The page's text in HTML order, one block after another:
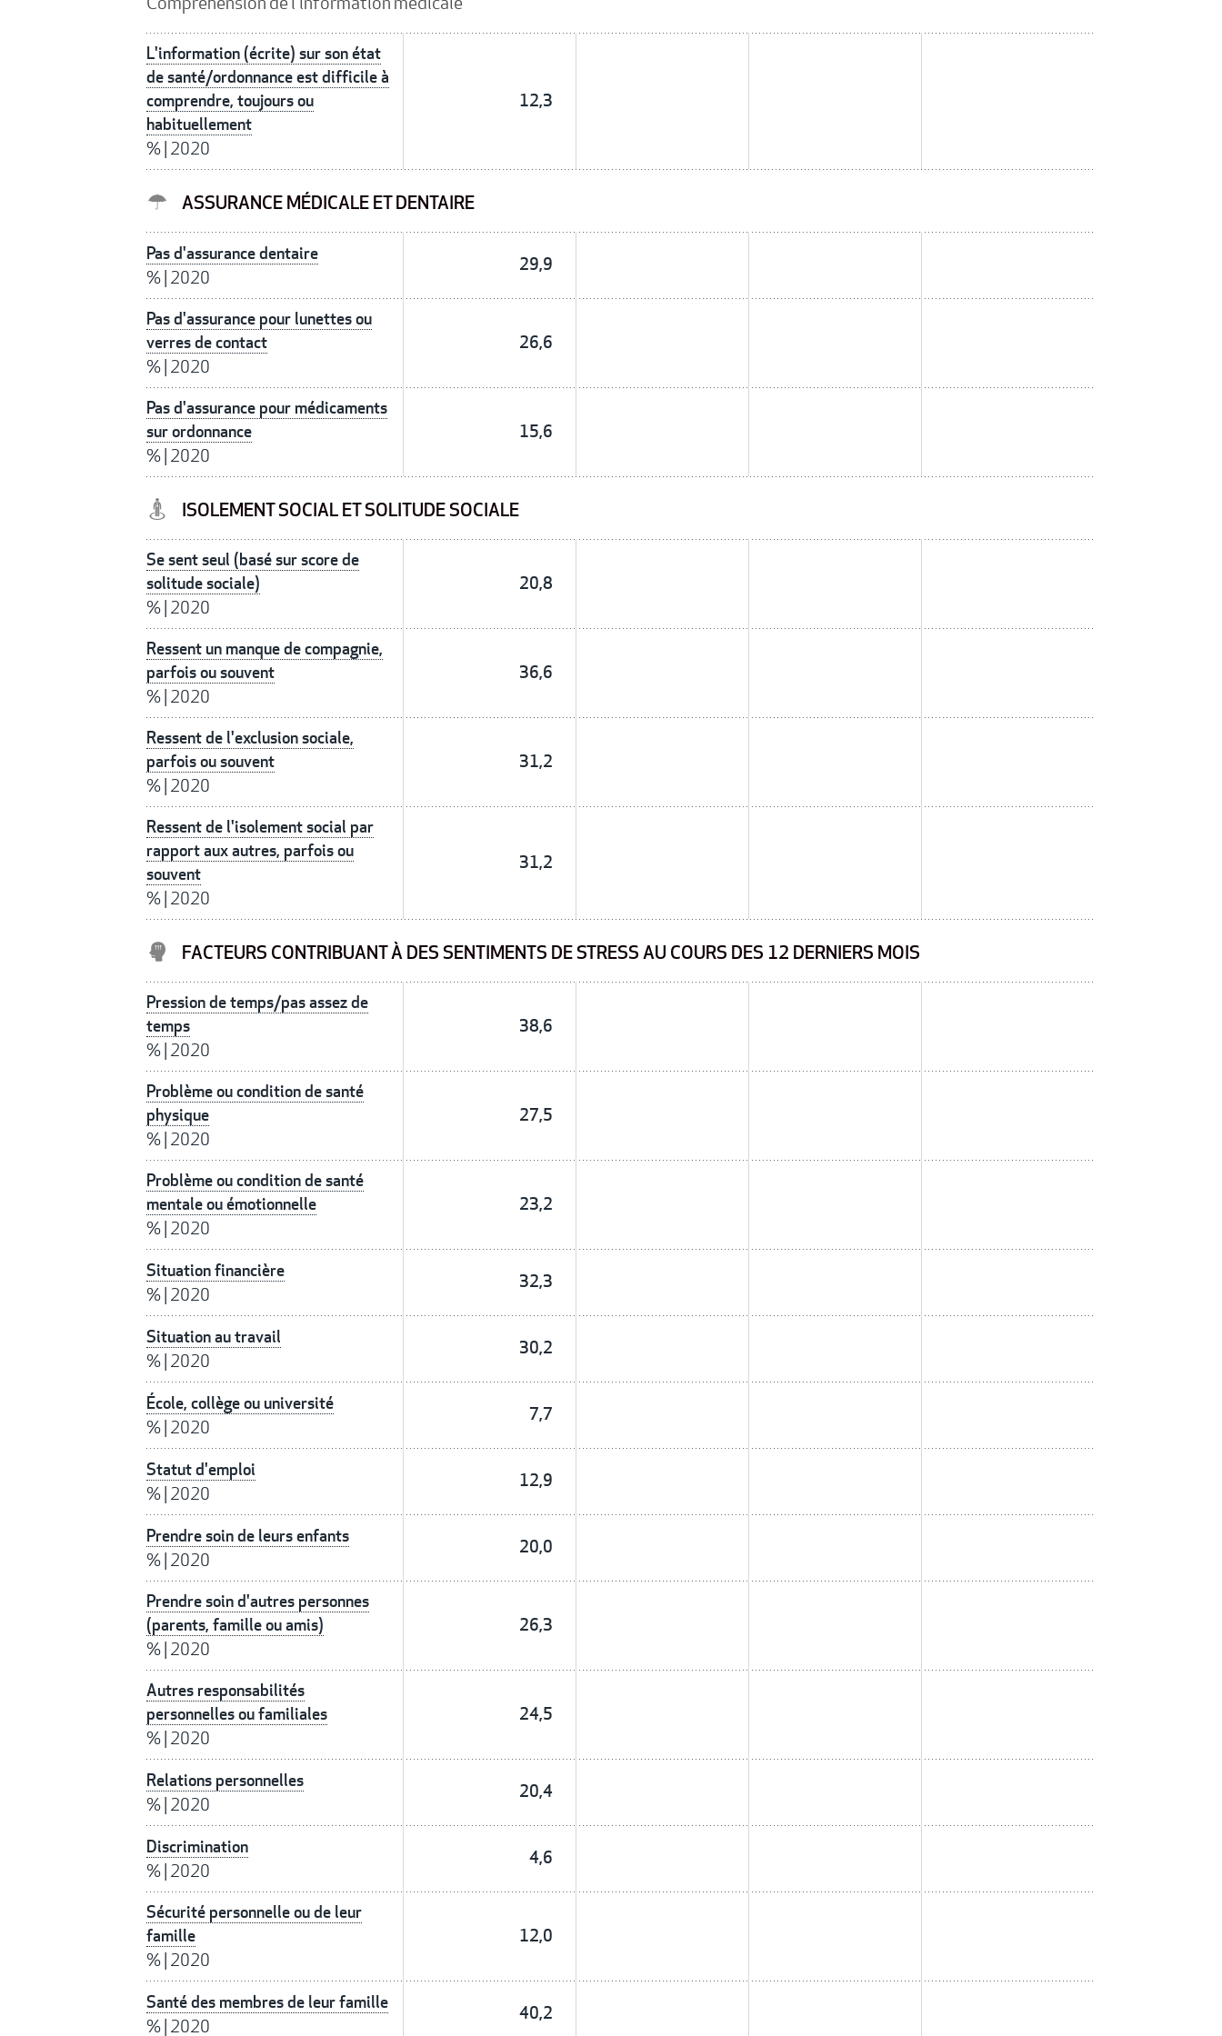
L'information (écrite) sur son état
de santé/ordonnance est difficile à
comprendre, toujours ou
habituellement
%| 2020
12,3
ASSURANCE MÉDICALE ET DENTAIRE
Pas d'assurance dentaire
%| 2020
29,9
Pas d'assurance pour lunettes ou
verres de contact
%| 2020
26,6
Pas d'assurance pour médicaments
sur ordonnance
%| 2020
15,6
ISOLEMENT SOCIAL ET SOLITUDE SOCIALE
Se sent seul (basé sur score de
solitude sociale)
%| 2020
20,8
Ressent un manque de compagnie,
parfois ou souvent
%| 2020
36,6
Ressent de l'exclusion sociale,
parfois ou souvent
%| 2020
31,2
Ressent de l'isolement social par
rapport aux autres, parfois ou
souvent
%| 2020
31,2
FACTEURS CONTRIBUANT À DES SENTIMENTS DE STRESS AU COURS DES 12 DERNIERS MOIS
Pression de temps/pas assez de
temps
%| 2020
38,6
Problème ou condition de santé
physique
%| 2020
27,5
Problème ou condition de santé
mentale ou émotionnelle
%| 2020
23,2
Situation financière
%| 2020
32,3
Situation au travail
%| 2020
30,2
École, collège ou université
%| 2020
7,7
Statut d'emploi
%| 2020
12,9
Prendre soin de leurs enfants
%| 2020
20,0
Prendre soin d'autres personnes
(parents, famille ou amis)
%| 2020
26,3
Autres responsabilités
personnelles ou familiales
%| 2020
24,5
Relations personnelles
%| 2020
20,4
Discrimination
%| 2020
4,6
Sécurité personnelle ou de leur
famille
%| 2020
12,0
Santé des membres de leur famille
%| 2020
40,2